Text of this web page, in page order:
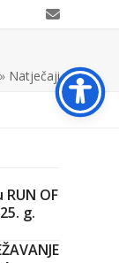
Email
Natječaji
OF
g.